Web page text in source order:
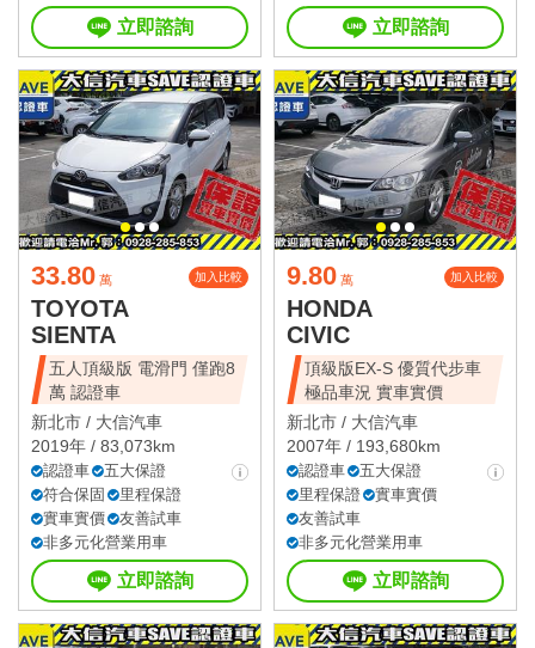
立即諮詢 立即諮詢
33.80 萬 加入比較
TOYOTA
SIENTA
五人頂級版 電滑門 僅跑8
萬 認證車
新北市 / 大信汽車
2019年 / 83,073km
認證車
五大保證
符合保固
里程保證
實車實價
友善試車
非多元化營業用車
立即諮詢
9.80 萬 加入比較
HONDA
CIVIC
頂級版EX-S 優質代步車
極品車況 實車實價
新北市 / 大信汽車
2007年 / 193,680km
認證車
五大保證
里程保證
實車實價
友善試車
非多元化營業用車
立即諮詢